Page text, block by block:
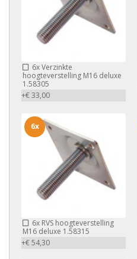
6xVerzinkte
hoogteverstelling M16 deluxe
1.58305
+€ 33,00
6x RVS hoogteverstelling
M16 deluxe 1.58315
+€ 54,30
6x